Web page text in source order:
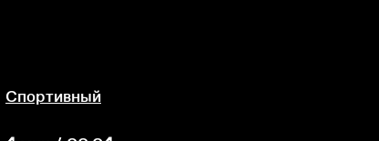
Спортивный